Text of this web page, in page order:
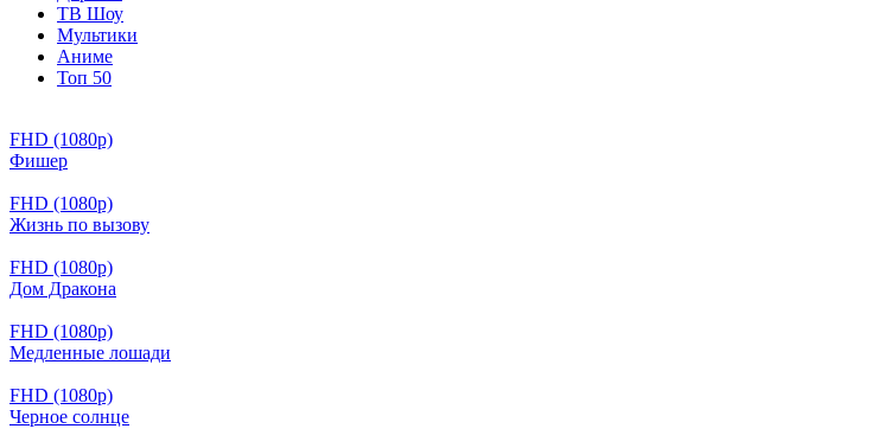
ТВ Шоу
Мультики
Аниме
Топ 50
FHD (1080p)
Фишер
FHD (1080p)
Жизнь по вызову
FHD (1080p)
Дом Дракона
FHD (1080p)
Медленные лошади
FHD (1080p)
Черное солнце